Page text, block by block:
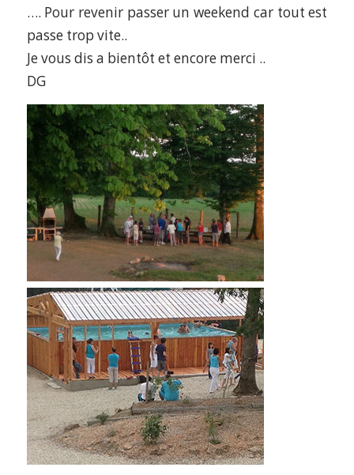
…. Pour revenir passer un weekend car tout est
passe trop vite..
Je vous dis a bientôt et encore merci ..
DG